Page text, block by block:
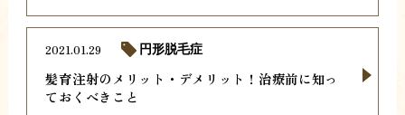
髪育注射のメリット・デメリット！治療前に知っ
ておくべきこと
2021.01.29 円形脱毛症